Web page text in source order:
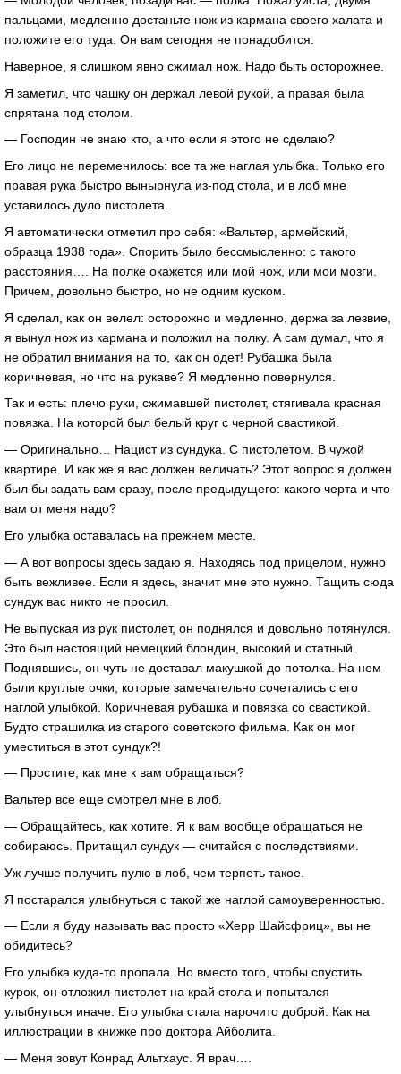
пальцами, медленно достаньте нож из кармана своего халата и
положите его туда. Он вам сегодня не понадобится.
Наверное, я слишком явно сжимал нож. Надо быть осторожнее.
Я заметил, что чашку он держал левой рукой, а правая была
спрятана под столом.
— Господин не знаю кто, а что если я этого не сделаю?
Его лицо не переменилось: все та же наглая улыбка. Только его
правая рука быстро вынырнула из-под стола, и в лоб мне
уставилось дуло пистолета.
Я автоматически отметил про себя: «Вальтер, армейский,
образца 1938 года». Спорить было бессмысленно: с такого
расстояния…. На полке окажется или мой нож, или мои мозги.
Причем, довольно быстро, но не одним куском.
Я сделал, как он велел: осторожно и медленно, держа за лезвие,
я вынул нож из кармана и положил на полку. А сам думал, что я
не обратил внимания на то, как он одет! Рубашка была
коричневая, но что на рукаве? Я медленно повернулся.
Так и есть: плечо руки, сжимавшей пистолет, стягивала красная
повязка. На которой был белый круг с черной свастикой.
— Оригинально… Нацист из сундука. С пистолетом. В чужой
квартире. И как же я вас должен величать? Этот вопрос я должен
был бы задать вам сразу, после предыдущего: какого черта и что
вам от меня надо?
Его улыбка оставалась на прежнем месте.
— А вот вопросы здесь задаю я. Находясь под прицелом, нужно
быть вежливее. Если я здесь, значит мне это нужно. Тащить сюда
сундук вас никто не просил.
Не выпуская из рук пистолет, он поднялся и довольно потянулся.
Это был настоящий немецкий блондин, высокий и статный.
Поднявшись, он чуть не доставал макушкой до потолка. На нем
были круглые очки, которые замечательно сочетались с его
наглой улыбкой. Коричневая рубашка и повязка со свастикой.
Будто страшилка из старого советского фильма. Как он мог
уместиться в этот сундук?!
— Простите, как мне к вам обращаться?
Вальтер все еще смотрел мне в лоб.
— Обращайтесь, как хотите. Я к вам вообще обращаться не
собираюсь. Притащил сундук — считайся с последствиями.
Уж лучше получить пулю в лоб, чем терпеть такое.
Я постарался улыбнуться с такой же наглой самоуверенностью.
— Если я буду называть вас просто «Херр Шайсфриц», вы не
обидитесь?
Его улыбка куда-то пропала. Но вместо того, чтобы спустить
курок, он отложил пистолет на край стола и попытался
улыбнуться иначе. Его улыбка стала нарочито доброй. Как на
иллюстрации в книжке про доктора Айболита.
— Меня зовут Конрад Альтхаус. Я врач….